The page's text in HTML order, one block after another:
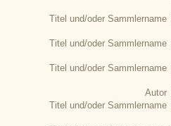
Titel und/oder Sammlername
Titel und/oder Sammlername
Titel und/oder Sammlername
Autor
Titel und/oder Sammlername